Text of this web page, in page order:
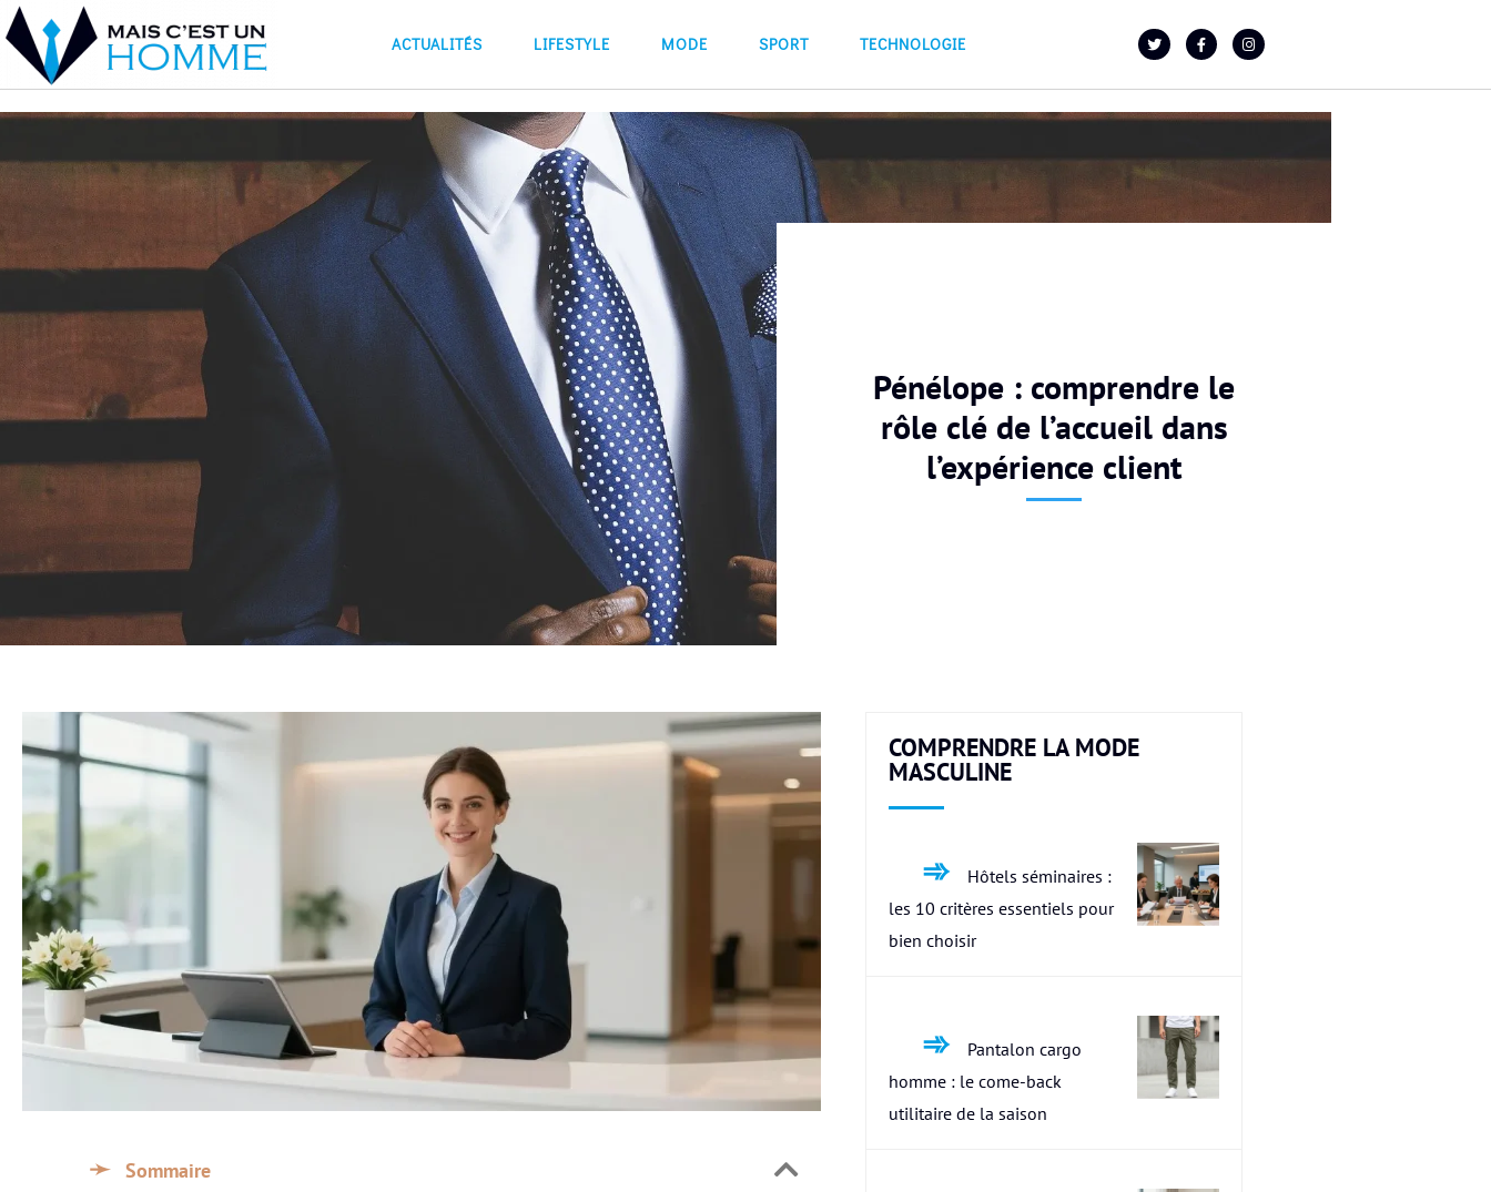
ACTUALITÉS LIFESTYLE MODE SPORT TECHNOLOGIE
Pénélope : comprendre le
rôle clé de l’accueil dans
l’expérience client
Sommaire
COMPRENDRE LA MODE
MASCULINE
Hôtels séminaires :
les 10 critères essentiels pour
bien choisir
Pantalon cargo
homme : le come-back
utilitaire de la saison